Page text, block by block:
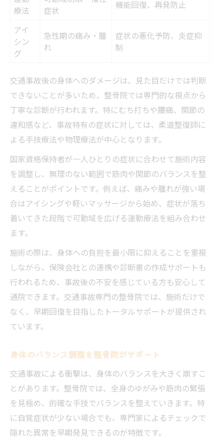
療法
症状
機能回復、再発防止
アイ
シン
グ
急性期の痛み・腫
れ
症状の悪化予防、炎症抑
制
交通事故後の身体へのダメージは、見た目だけでは判断
できないことが多いため、整骨院では専門的な視点から
丁寧な診断が行われます。特にむち打ちや腰痛、関節の
違和感など、事故特有の症状に対しては、柔道整復師に
よる手技療法や物理療法が中心となります。
国家資格保持者が一人ひとりの症状に合わせて施術内容
を調整し、無理のない範囲で筋肉や関節のバランスを整
えることがポイントです。例えば、痛みや腫れが強い場
合はアイシングや軽いマッサージから始め、症状が落ち
着いてきた段階で可動域を広げる運動療法を組み合わせ
ます。
施術の際は、身体への負担を最小限に抑えることを重視
しながら、保険会社との連携や診断書の作成サポートも
行われるため、事故後の不安を感じている方も安心して
通院できます。交通事故専門の整骨院では、施術だけで
なく、早期回復を目指したトータルサポートが提供され
ています。
身体のバランス調整を整骨院がサポート
交通事故による衝撃は、身体のバランスを大きく崩すこ
とがあります。整骨院では、全身のゆがみや筋肉の緊張
を見極め、的確な手技でバランスを整えていきます。特
に自覚症状が少ない場合でも、専門家によるチェックで
隠れた異常を早期発見できるのが特徴です。